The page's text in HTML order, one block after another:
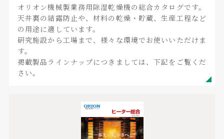
オリオン機械製業務用除湿乾燥機の総合カタログです。
天井裏の結露防止や、材料の乾燥・貯蔵、生産工程など
の用途に適しています。
研究施設から工場まで、様々な環境でお使いいただけま
す。
掲載製品ラインナップにつきましては、下記をご覧くだ
さい。